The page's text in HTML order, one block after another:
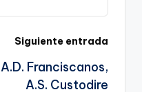
a
te
Siguiente entrada
A.D. Franciscanos,
A.S. Custodire